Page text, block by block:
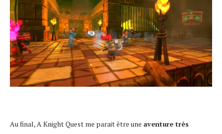
Au final, A Knight Quest me parait être une aventure très